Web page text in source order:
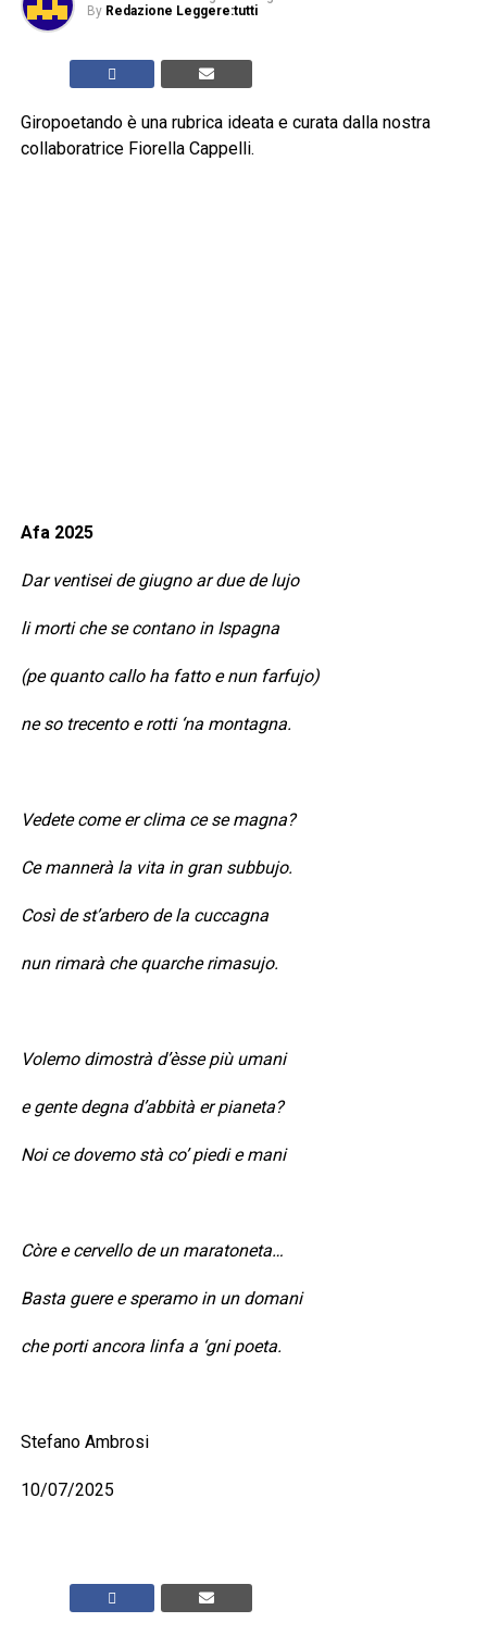
By Redazione Leggere:tutti
Giropoetando è una rubrica ideata e curata dalla nostra
collaboratrice Fiorella Cappelli.
Afa 2025
Dar ventisei de giugno ar due de lujo
li morti che se contano in Ispagna
(pe quanto callo ha fatto e nun farfujo)
ne so trecento e rotti ‘na montagna.
Vedete come er clima ce se magna?
Ce mannerà la vita in gran subbujo.
Così de st’arbero de la cuccagna
nun rimarà che quarche rimasujo.
Volemo dimostrà d’èsse più umani
e gente degna d’abbità er pianeta?
Noi ce dovemo stà co’ piedi e mani
Còre e cervello de un maratoneta…
Basta guere e speramo in un domani
che porti ancora linfa a ‘gni poeta.
Stefano Ambrosi
10/07/2025